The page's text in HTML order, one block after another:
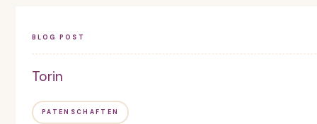
BLOG POST
Torin
PATENSCHAFTEN